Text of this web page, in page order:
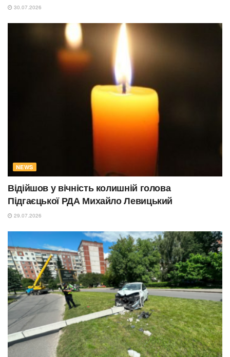
30.07.2026
NEWS
Відійшов у вічність колишній голова
Підгаєцької РДА Михайло Левицький
29.07.2026